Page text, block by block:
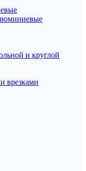
и круглой
врезками